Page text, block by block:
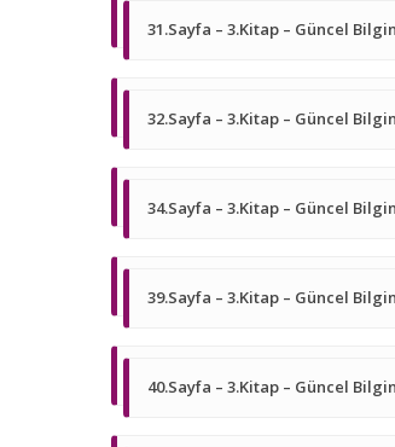
31.Sayfa – 3.Kitap – Güncel
32.Sayfa – 3.Kitap – Güncel
34.Sayfa – 3.Kitap – Güncel
39.Sayfa – 3.Kitap – Güncel
40.Sayfa – 3.Kitap – Güncel